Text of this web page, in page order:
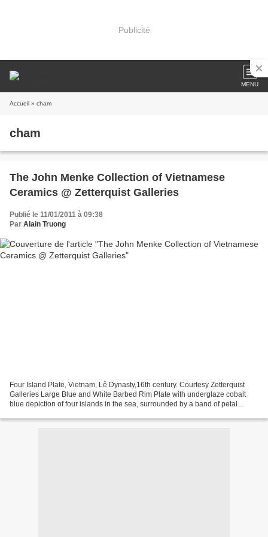
Publicité
MENU
Accueil » cham
cham
The John Menke Collection of Vietnamese
Ceramics @ Zetterquist Galleries
Publié le 11/01/2011 à 09:38
Par Alain Truong
Four Island Plate, Vietnam, Lê Dynasty,16th century. Courtesy Zetterquist
Galleries Large Blue and White Barbed Rim Plate with underglaze cobalt
blue depiction of four islands in the sea, surrounded by a band of petal